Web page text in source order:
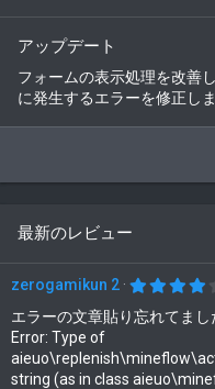
アップデート
フォームの表示処理を改善
に発生するエラーを修正し
最新のレビュー
zerogamikun 2
エラーの文章貼り忘れてまし
Error: Type of
string (as in class